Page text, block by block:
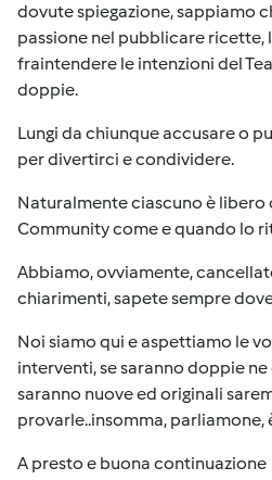
dovute spiegazione, sappiamo
passione nel pubblicare ricette,
fraintendere le intenzioni del
doppie.
Lungi da chiunque accusare o
per divertirci e condividere.
Naturalmente ciascuno è libero
Community come e quando lo
Abbiamo, ovviamente,
chiarimenti, sapete sempre
Noi siamo qui e aspettiamo le
interventi, se saranno doppie
saranno nuove ed originali
provarle..insomma, parliamone,
A presto e buona continuazione